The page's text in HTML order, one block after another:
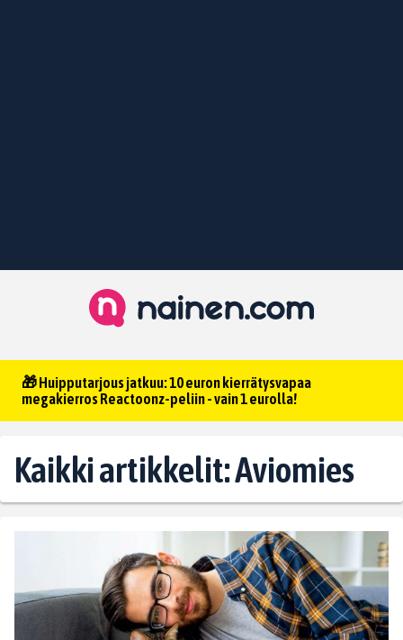
🎁 Huipputarjous jatkuu: 10 euron kierrätysvapaa
megakierros Reactoonz-peliin - vain 1 eurolla!
Kaikki artikkelit: Aviomies